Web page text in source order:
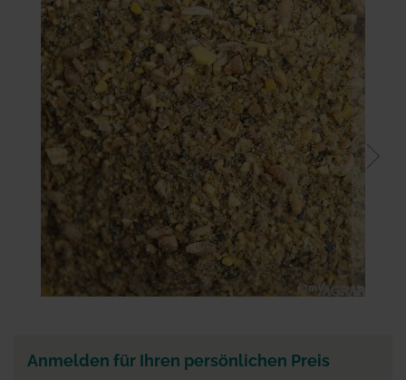
Bildgalerie
springen
Bildgalerie
Anmelden für Ihren persönlichen Preis